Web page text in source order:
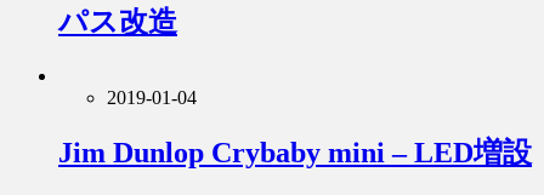
パス改造
2019-01-04
Jim Dunlop Crybaby mini – LED増設